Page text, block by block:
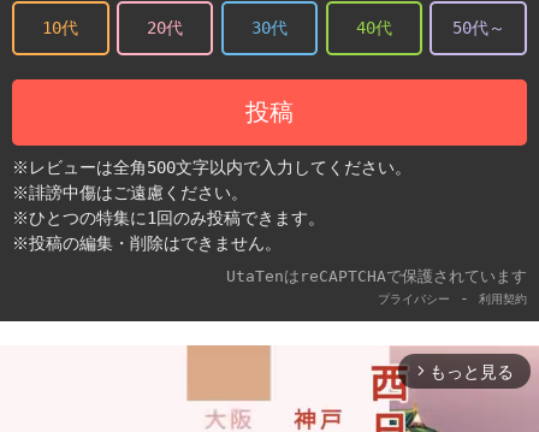
10代 20代 30代 40代 50代～
投稿
※レビューは全角500文字以内で入力してください。
※誹謗中傷はご遠慮ください。
※ひとつの特集に1回のみ投稿できます。
※投稿の編集・削除はできません。
UtaTenはreCAPTCHAで保護されています
プライバシー - 利用契約
arrow_forward_ios もっと見る